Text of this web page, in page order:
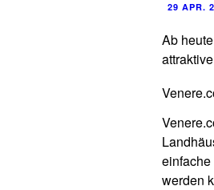
29 APR.
Ab
werden